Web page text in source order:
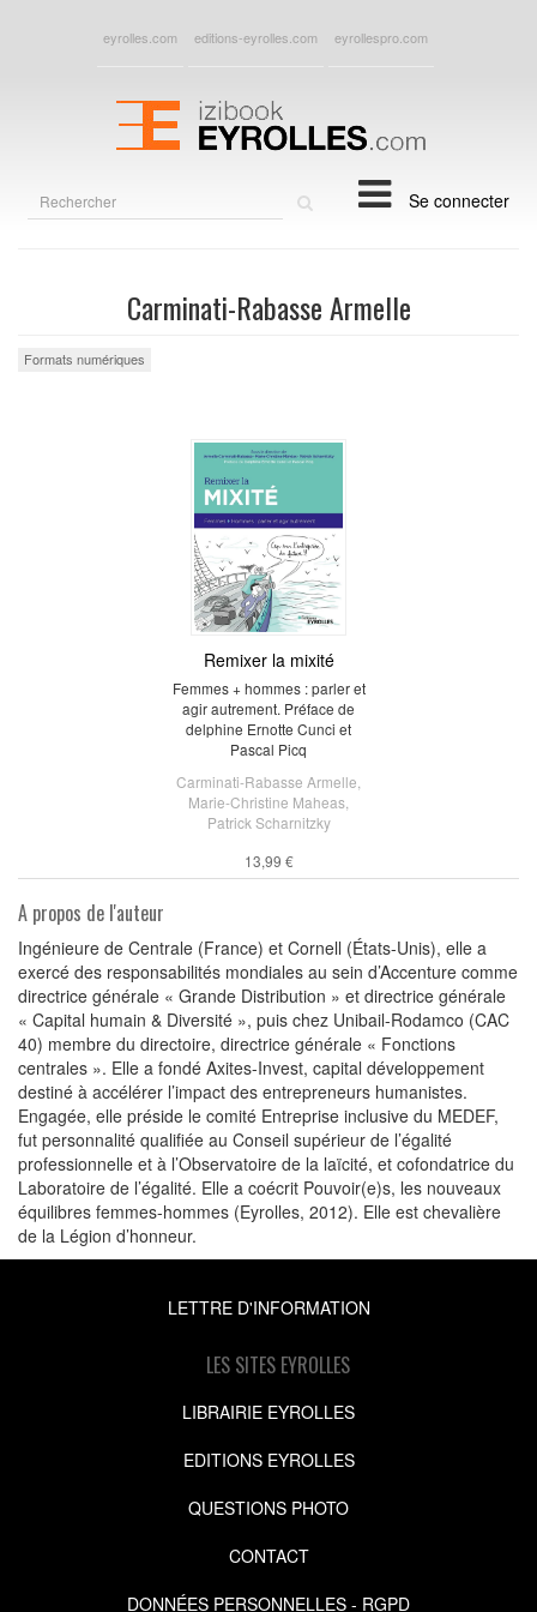
eyrolles.com editions-eyrolles.com eyrollespro.com
Se connecter
Carminati-Rabasse Armelle
Formats numériques
Remixer la mixité
Femmes + hommes : parler et
agir autrement. Préface de
delphine Ernotte Cunci et
Pascal Picq
Carminati-Rabasse Armelle
Marie-Christine Maheas
Patrick Scharnitzky
13,99 €
A propos de l'auteur
Ingénieure de Centrale (France) et Cornell (États-Unis), elle a
exercé des responsabilités mondiales au sein d’Accenture comme
directrice générale « Grande Distribution » et directrice générale
« Capital humain & Diversité », puis chez Unibail-Rodamco (CAC
40) membre du directoire, directrice générale « Fonctions
centrales ». Elle a fondé Axites-Invest, capital développement
destiné à accélérer l’impact des entrepreneurs humanistes.
Engagée, elle préside le comité Entreprise inclusive du MEDEF,
fut personnalité qualifiée au Conseil supérieur de l’égalité
professionnelle et à l’Observatoire de la laïcité, et cofondatrice du
Laboratoire de l’égalité. Elle a coécrit Pouvoir(e)s, les nouveaux
équilibres femmes-hommes (Eyrolles, 2012). Elle est chevalière
de la Légion d’honneur.
LETTRE D'INFORMATION
LES SITES EYROLLES
LIBRAIRIE EYROLLES
EDITIONS EYROLLES
QUESTIONS PHOTO
CONTACT
DONNÉES PERSONNELLES - RGPD